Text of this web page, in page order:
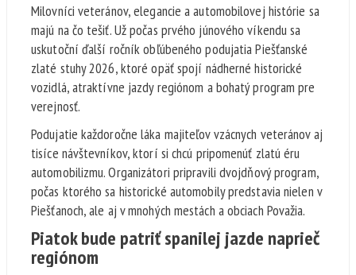
Milovníci veteránov, elegancie a automobilovej histórie sa
majú na čo tešiť. Už počas prvého júnového víkendu sa
uskutoční ďalší ročník obľúbeného podujatia Piešťanské
zlaté stuhy 2026, ktoré opäť spojí nádherné historické
vozidlá, atraktívne jazdy regiónom a bohatý program pre
verejnosť.
Podujatie každoročne láka majiteľov vzácnych veteránov aj
tisíce návštevníkov, ktorí si chcú pripomenúť zlatú éru
automobilizmu. Organizátori pripravili dvojdňový program,
počas ktorého sa historické automobily predstavia nielen v
Piešťanoch, ale aj v mnohých mestách a obciach Považia.
Piatok bude patriť spanilej jazde naprieč
regiónom